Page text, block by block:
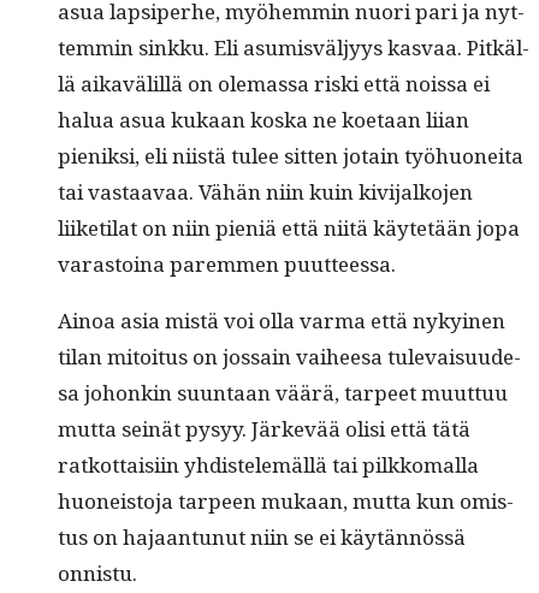
asua lap­siper­he, myöhem­min nuori pari ja nyt­
tem­min sinkku. Eli asum­isväljyys kas­vaa. Pitkäl­
lä aikavälil­lä on ole­mas­sa ris­ki että nois­sa ei
halua asua kukaan kos­ka ne koetaan liian
pieniksi, eli niistä tulee sit­ten jotain työhuonei­ta
tai vas­taavaa. Vähän niin kuin kivi­jalko­jen
liiketi­lat on niin pieniä että niitä käytetään jopa
varas­toina parem­men puutteessa.
Ain­oa asia mis­tä voi olla var­ma että nykyi­nen
tilan mitoi­tus on jos­sain vai­heesa tule­vaisu­ude­
sa johonkin suun­taan väärä, tarpeet muut­tuu
mut­ta seinät pysyy. Järkevää olisi että tätä
ratkot­taisi­in yhdis­telemäl­lä tai pilkko­ma­l­la
huoneis­to­ja tarpeen mukaan, mut­ta kun omis­
tus on hajaan­tunut niin se ei käytän­nössä
onnistu.